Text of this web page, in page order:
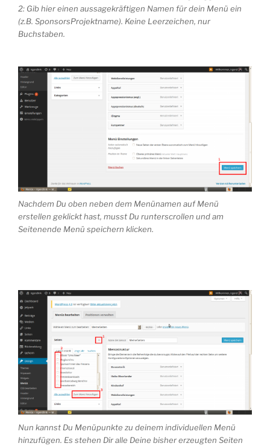
2: Gib hier einen aussagekräftigen Namen für dein Menü ein
(z.B. SponsorsProjektname). Keine Leerzeichen, nur
Buchstaben.
Nachdem Du oben neben dem Menünamen auf Menü
erstellen geklickt hast, musst Du runterscrollen und am
Seitenende Menü speichern klicken.
Nun kannst Du Menüpunkte zu deinem individuellen Menü
hinzufügen. Es stehen Dir alle Deine bisher erzeugten Seiten